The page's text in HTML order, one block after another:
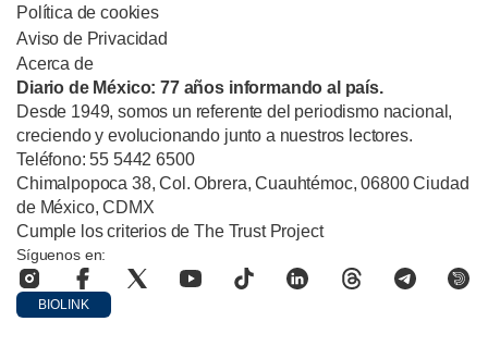
Política de cookies
Aviso de Privacidad
Acerca de
Diario de México: 77 años informando al país.
Desde 1949, somos un referente del periodismo nacional,
creciendo y evolucionando junto a nuestros lectores.
Teléfono: 55 5442 6500
Chimalpopoca 38, Col. Obrera, Cuauhtémoc, 06800 Ciudad
de México, CDMX
Cumple los criterios de The Trust Project
Síguenos en:
BIOLINK